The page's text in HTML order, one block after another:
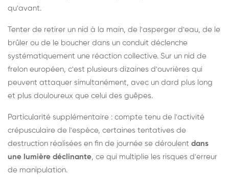
qu'avant.
Tenter de retirer un nid à la main, de l'asperger d'eau, de le
brûler ou de le boucher dans un conduit déclenche
systématiquement une réaction collective. Sur un nid de
frelon européen, c'est plusieurs dizaines d'ouvrières qui
peuvent attaquer simultanément, avec un dard plus long
et plus douloureux que celui des guêpes.
Particularité supplémentaire : compte tenu de l'activité
crépusculaire de l'espèce, certaines tentatives de
destruction réalisées en fin de journée se déroulent dans
une lumière déclinante, ce qui multiplie les risques d'erreur
de manipulation.